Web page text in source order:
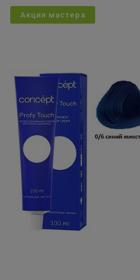
Акция мастера